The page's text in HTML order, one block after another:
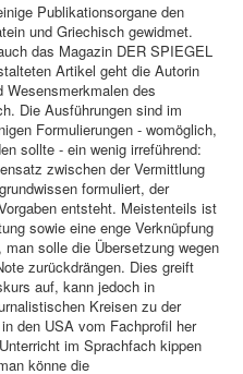
Publikationsorgane den
und Griechisch gewidmet.
das Magazin DER SPIEGEL
Artikel geht die Autorin
Wesensmerkmalen des
Die Ausführungen sind im
Formulierungen - womöglich,
sollte - ein wenig irreführend:
zwischen der Vermittlung
formuliert, der
entsteht. Meistenteils ist
sowie eine enge Verknüpfung
solle die Übersetzung wegen
zurückdrängen. Dies greift
auf, kann jedoch in
Kreisen zu der
den USA vom Fachprofil her
im Sprachfach kippen
könne die